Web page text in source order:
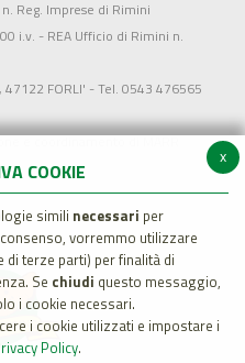
n. Reg. Imprese di Rimini
i.v. - REA Ufficio di Rimini n.
FORLI' - Tel. 0543 476565
e coordinamento di MARR
x
COOKIE
simili necessari per
vorremmo utilizzare
di terze parti) per finalità di
Se chiudi questo messaggio,
i cookie necessari.
i cookie utilizzati e impostare i
Policy.